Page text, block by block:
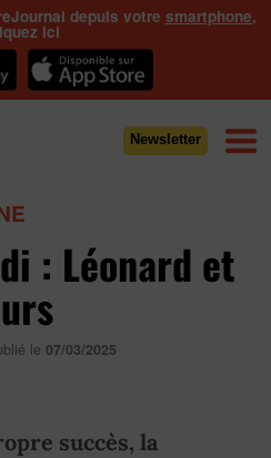
depuis votre smartphone,
ici
Newsletter
: Léonard et
le 07/03/2025
succès, la